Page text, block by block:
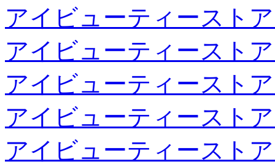
アイビューティースト
アイビューティースト
アイビューティースト
アイビューティースト
アイビューティースト